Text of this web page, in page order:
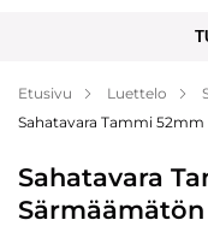
Maksu
Blogi
Etusivu Luettelo
Sahatavara Tammi
Sahatavara